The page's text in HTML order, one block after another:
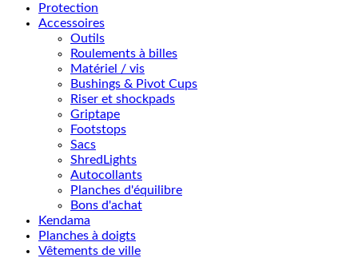
Protection
Accessoires
Outils
Roulements à billes
Matériel / vis
Bushings & Pivot Cups
Riser et shockpads
Griptape
Footstops
Sacs
ShredLights
Autocollants
Planches d'équilibre
Bons d'achat
Kendama
Planches à doigts
Vêtements de ville